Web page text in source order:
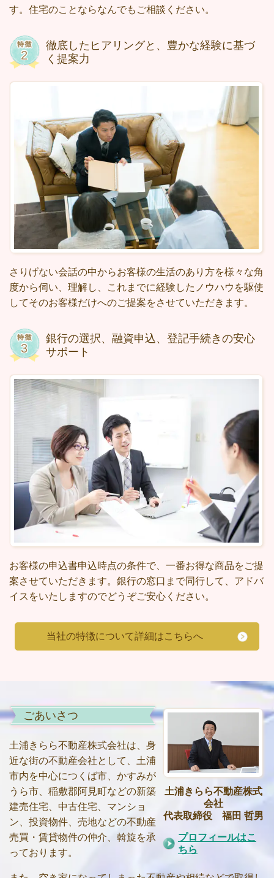
す。住宅のことならなんでもご相談ください。
徹底したヒアリングと、豊かな経験に基づ
く提案力
さりげない会話の中からお客様の生活のあり方を様々な角
度から伺い、理解し、これまでに経験したノウハウを駆使
してそのお客様だけへのご提案をさせていただきます。
銀行の選択、融資申込、登記手続きの安心
サポート
お客様の申込書申込時点の条件で、一番お得な商品をご提
案させていただきます。銀行の窓口まで同行して、アドバ
イスをいたしますのでどうぞご安心ください。
当社の特徴について詳細はこちらへ
土浦きらら不動産株式
会社
代表取締役 福田 哲男
プロフィールはこ
ちら
ごあいさつ
土浦きらら不動産株式会社は、身
近な街の不動産会社として、土浦
市内を中心につくば市、かすみが
うら市、稲敷郡阿見町などの新築
建売住宅、中古住宅、マンショ
ン、投資物件、売地などの不動産
売買・賃貸物件の仲介、斡旋を承
っております。